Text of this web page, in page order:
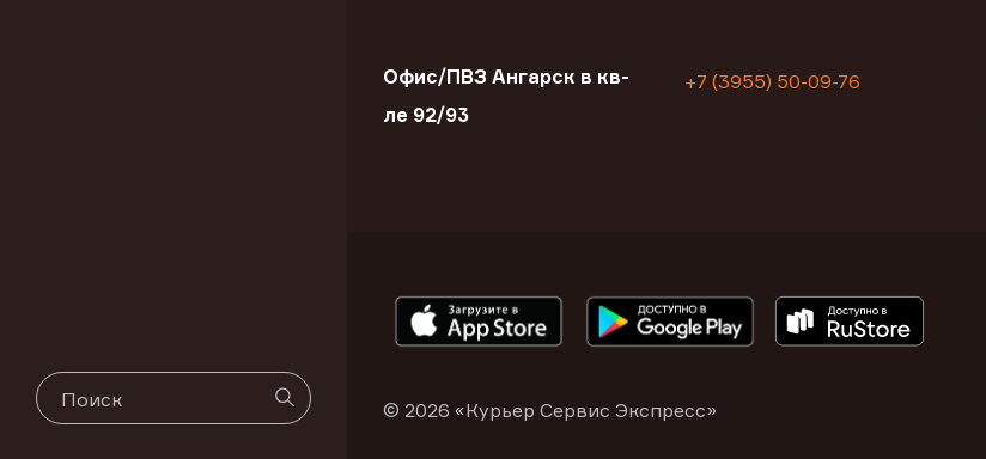
Офис/ПВЗ Ангарск в кв-
ле 92/93
+7 (3955) 50-09-76
© 2026 «Курьер Сервис Экспресс»